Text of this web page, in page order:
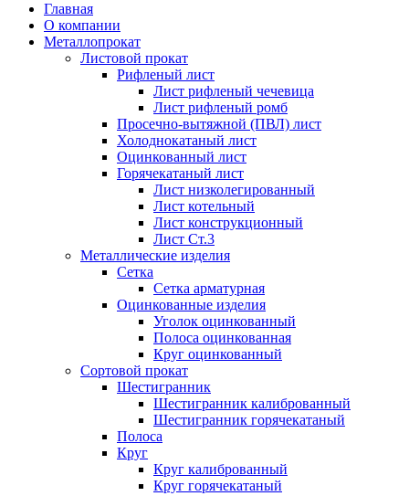
Главная
О компании
Металлопрокат
Листовой прокат
Рифленый лист
Лист рифленый чечевица
Лист рифленый ромб
Просечно-вытяжной (ПВЛ) лист
Холоднокатаный лист
Оцинкованный лист
Горячекатаный лист
Лист низколегированный
Лист котельный
Лист конструкционный
Лист Ст.3
Металлические изделия
Сетка
Сетка арматурная
Оцинкованные изделия
Уголок оцинкованный
Полоса оцинкованная
Круг оцинкованный
Сортовой прокат
Шестигранник
Шестигранник калиброванный
Шестигранник горячекатаный
Полоса
Круг
Круг калиброванный
Круг горячекатаный